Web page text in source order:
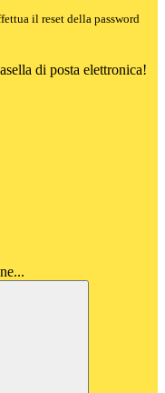
il reset della password
di posta elettronica!